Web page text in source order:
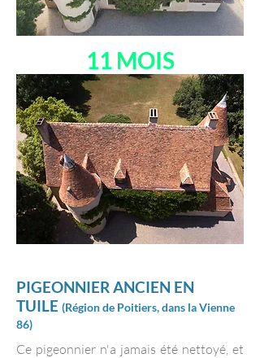
11 MOIS
PIGEONNIER ANCIEN EN
TUILE (Régionde Poitiers, dans la Vienne
86)
Ce pigeonnier n'a jamais été nettoyé, et